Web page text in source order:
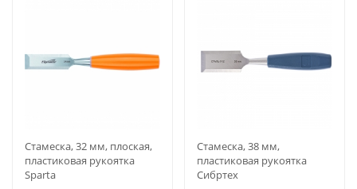
Стамеска, 32 мм, плоская,
пластиковая рукоятка
Sparta
Стамеска, 38 мм,
пластиковая рукоятка
Сибртех